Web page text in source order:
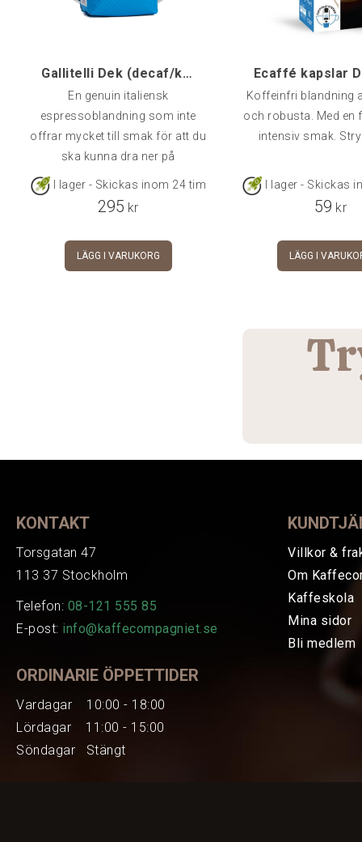
Gallitelli Dek (decaf/koffeinfritt), 1 kg
En genuin italiensk
espressoblandning som inte
offrar mycket till smak för att du
ska kunna dra ner på
koffeinintaget. Ljuvligt krämig,
passar perfekt för dig som vill ha
espresso
I lager - Skickas inom 24 tim
295 kr
LÄGG I VARUKORG
Koffeinfri blandning
och robusta. Med en
intensiv smak.
I lager - Skickas
59 kr
LÄGG I
KONTAKT
Torsgatan 47
113 37 Stockholm
Telefon: 08-121 555 85
E-post: info@kaffecompagniet.se
ORDINARIE ÖPPETTIDER
Vardagar 10:00 - 18:00
Lördagar 11:00 - 15:00
Söndagar Stängt
Villkor &
Om
Kaffeskola
Mina sidor
Bli medlem